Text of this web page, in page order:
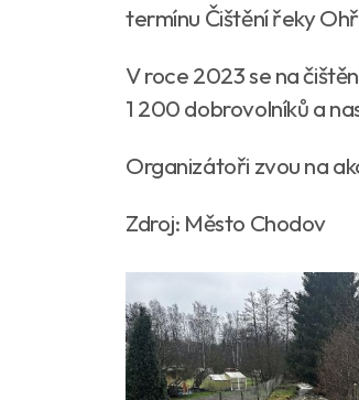
termínu Čištění řeky
V roce 2023 se na
1 200 dobrovolníků a
Organizátoři zvou na
Zdroj: Město Chodov